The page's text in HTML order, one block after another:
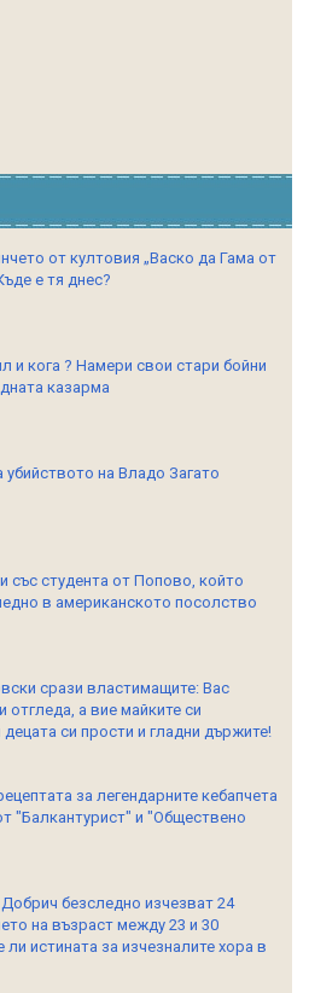
от култовия „Васко да Гама от
е тя днес?
и кога ? Намери свои стари бойни
казарма
убийството на Владо Загато
със студента от Попово, който
в американското посолство
срази властимащите: Вас
отгледа, а вие майките си
децата си прости и гладни държите!
за легендарните кебапчета
"Балкантурист" и "Обществено
безследно изчезват 24
на възраст между 23 и 30
ли истината за изчезналите хора в